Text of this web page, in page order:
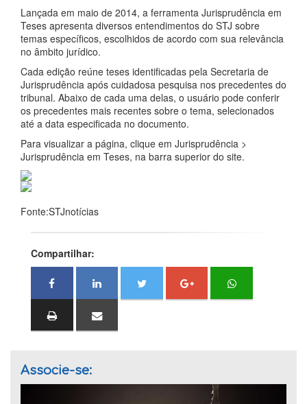
Lançada em maio de 2014, a ferramenta Jurisprudência em
Teses apresenta diversos entendimentos do STJ sobre
temas específicos, escolhidos de acordo com sua relevância
no âmbito jurídico.
Cada edição reúne teses identificadas pela Secretaria de
Jurisprudência após cuidadosa pesquisa nos precedentes do
tribunal. Abaixo de cada uma delas, o usuário pode conferir
os precedentes mais recentes sobre o tema, selecionados
até a data especificada no documento.
Para visualizar a página, clique em Jurisprudência >
Jurisprudência em Teses, na barra superior do site.
Fonte:STJnotícias
Compartilhar:
Associe-se: